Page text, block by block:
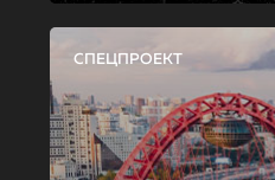
СПЕЦПРОЕКТ